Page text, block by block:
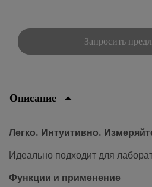
Запросить
Описание
Легко. Интуитивно.
Идеально подходит для
Функции и применение